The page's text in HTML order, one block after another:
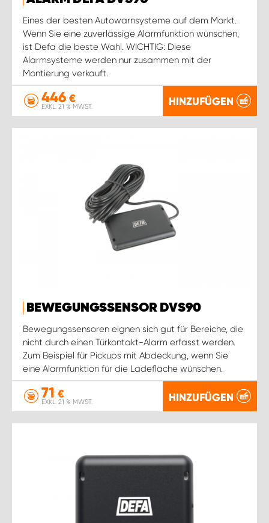
Eines der besten Autowarnsysteme auf dem Markt.
Wenn Sie eine zuverlässige Alarmfunktion wünschen,
ist Defa die beste Wahl. WICHTIG: Diese
Alarmsysteme werden nur zusammen mit der
Montierung verkauft.
446 €
EXKL. 21 % MWST. HINZUFÜGEN
BEWEGUNGSSENSOR DVS90
Bewegungssensoren eignen sich gut für Bereiche, die
nicht durch einen Türkontakt-Alarm erfasst werden.
Zum Beispiel für Pickups mit Abdeckung, wenn Sie
eine Alarmfunktion für die Ladefläche wünschen.
71 €
EXKL. 21 % MWST. HINZUFÜGEN